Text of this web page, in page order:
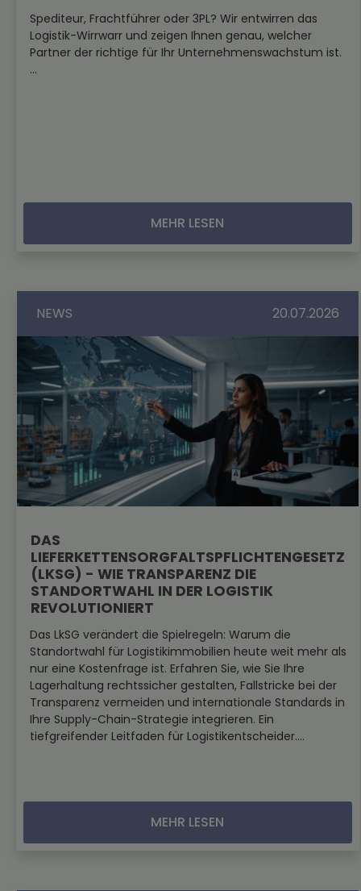
Spediteur, Frachtführer oder 3PL? Wir entwirren das
Logistik-Wirrwarr und zeigen Ihnen genau, welcher
Partner der richtige für Ihr Unternehmenswachstum ist.
...
MEHR LESEN
NEWS 20.07.2026
DAS
LIEFERKETTENSORGFALTSPFLICHTENGESETZ
(LKSG) - WIE TRANSPARENZ DIE
STANDORTWAHL IN DER LOGISTIK
REVOLUTIONIERT
Das LkSG verändert die Spielregeln: Warum die
Standortwahl für Logistikimmobilien heute weit mehr als
nur eine Kostenfrage ist. Erfahren Sie, wie Sie Ihre
Lagerhaltung rechtssicher gestalten, Fallstricke bei der
Transparenz vermeiden und internationale Standards in
Ihre Supply-Chain-Strategie integrieren. Ein
tiefgreifender Leitfaden für Logistikentscheider....
MEHR LESEN